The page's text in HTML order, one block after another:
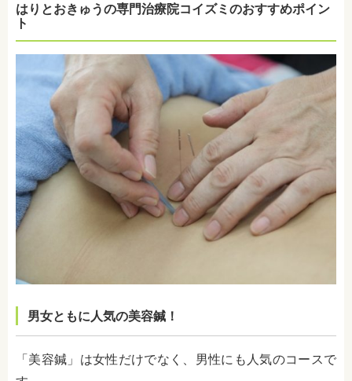
はりとおきゅうの専門治療院コイズミのおすすめポイン
ト
男女ともに人気の美容鍼！
「美容鍼」は女性だけでなく、男性にも人気のコースで